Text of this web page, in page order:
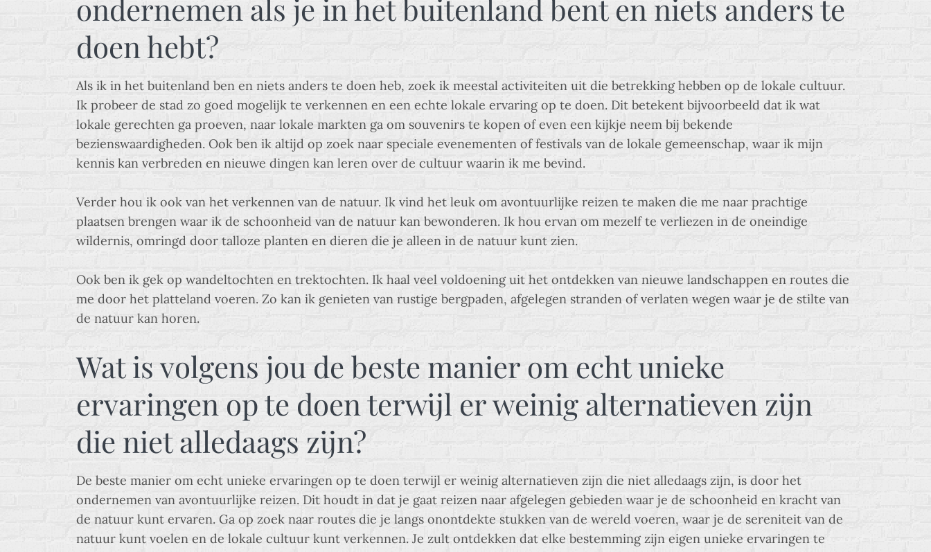
ondernemen als je in het buitenland bent en niets anders te
doen hebt?
Als ik in het buitenland ben en niets anders te doen heb, zoek ik meestal activiteiten uit die betrekking hebben op de lokale cultuur.
Ik probeer de stad zo goed mogelijk te verkennen en een echte lokale ervaring op te doen. Dit betekent bijvoorbeeld dat ik wat
lokale gerechten ga proeven, naar lokale markten ga om souvenirs te kopen of even een kijkje neem bij bekende
bezienswaardigheden. Ook ben ik altijd op zoek naar speciale evenementen of festivals van de lokale gemeenschap, waar ik mijn
kennis kan verbreden en nieuwe dingen kan leren over de cultuur waarin ik me bevind.
Verder hou ik ook van het verkennen van de natuur. Ik vind het leuk om avontuurlijke reizen te maken die me naar prachtige
plaatsen brengen waar ik de schoonheid van de natuur kan bewonderen. Ik hou ervan om mezelf te verliezen in de oneindige
wildernis, omringd door talloze planten en dieren die je alleen in de natuur kunt zien.
Ook ben ik gek op wandeltochten en trektochten. Ik haal veel voldoening uit het ontdekken van nieuwe landschappen en routes die
me door het platteland voeren. Zo kan ik genieten van rustige bergpaden, afgelegen stranden of verlaten wegen waar je de stilte van
de natuur kan horen.
Wat is volgens jou de beste manier om echt unieke
ervaringen op te doen terwijl er weinig alternatieven zijn
die niet alledaags zijn?
De beste manier om echt unieke ervaringen op te doen terwijl er weinig alternatieven zijn die niet alledaags zijn, is door het
ondernemen van avontuurlijke reizen. Dit houdt in dat je gaat reizen naar afgelegen gebieden waar je de schoonheid en kracht van
de natuur kunt ervaren. Ga op zoek naar routes die je langs onontdekte stukken van de wereld voeren, waar je de sereniteit van de
natuur kunt voelen en de lokale cultuur kunt verkennen. Je zult ontdekken dat elke bestemming zijn eigen unieke ervaringen te